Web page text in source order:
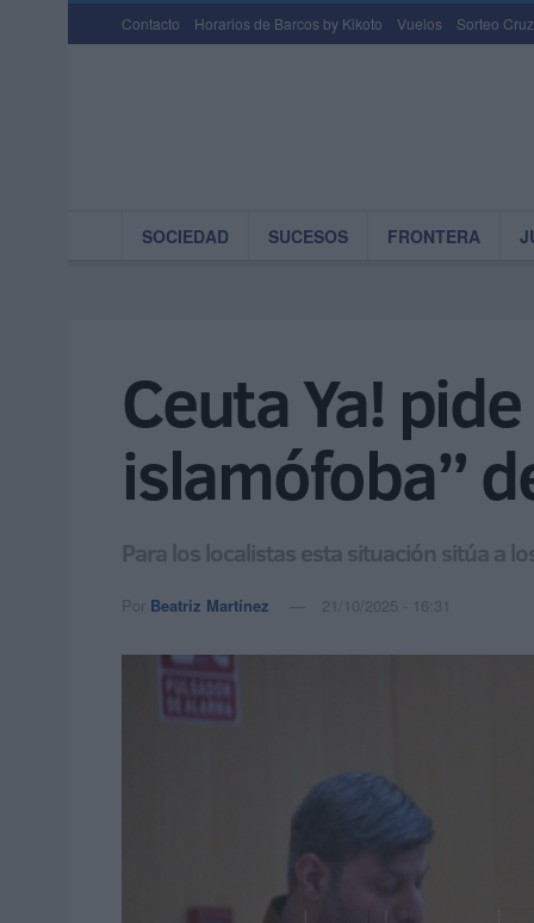
Contacto Horarios de Barcos by Kikoto Vuelos Sorteo
SOCIEDAD SUCESOS FRONTERA
Ceuta Ya!
islamófoba”
Para los localistas esta situación sitúa a
Por Beatriz Martínez 21/10/2025 - 16:31